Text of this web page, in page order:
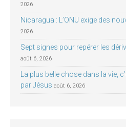
2026
Nicaragua : L’ONU exige des
2026
Sept signes pour repérer les
août 6, 2026
La plus belle chose dans la vie,
par Jésus août 6, 2026